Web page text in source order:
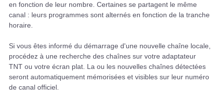
en fonction de leur nombre. Certaines se partagent le même
canal : leurs programmes sont alternés en fonction de la tranche
horaire.
Si vous êtes informé du démarrage d'une nouvelle chaîne locale,
procédez à une recherche des chaînes sur votre adaptateur
TNT ou votre écran plat. La ou les nouvelles chaînes détectées
seront automatiquement mémorisées et visibles sur leur numéro
de canal officiel.